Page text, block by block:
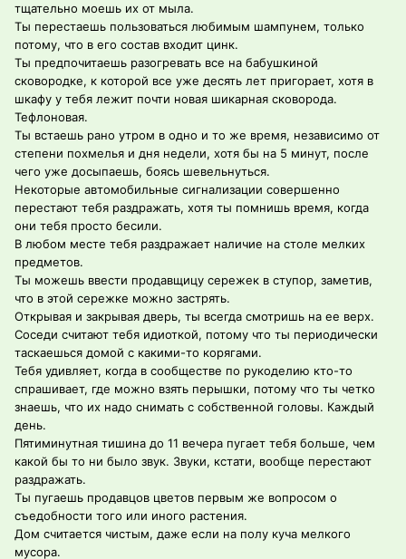
тщательно моешь их от мыла.
Ты перестаешь пользоваться любимым шампунем, только
потому, что в его состав входит цинк.
Ты предпочитаешь разогревать все на бабушкиной
сковородке, к которой все уже десять лет пригорает, хотя в
шкафу у тебя лежит почти новая шикарная сковорода.
Тефлоновая.
Ты встаешь рано утром в одно и то же время, независимо от
степени похмелья и дня недели, хотя бы на 5 минут, после
чего уже досыпаешь, боясь шевельнуться.
Некоторые автомобильные сигнализации совершенно
перестают тебя раздражать, хотя ты помнишь время, когда
они тебя просто бесили.
В любом месте тебя раздражает наличие на столе мелких
предметов.
Ты можешь ввести продавщицу сережек в ступор, заметив,
что в этой сережке можно застрять.
Открывая и закрывая дверь, ты всегда смотришь на ее верх.
Соседи считают тебя идиоткой, потому что ты периодически
таскаешься домой с какими-то корягами.
Тебя удивляет, когда в сообществе по рукоделию кто-то
спрашивает, где можно взять перышки, потому что ты четко
знаешь, что их надо снимать с собственной головы. Каждый
день.
Пятиминутная тишина до 11 вечера пугает тебя больше, чем
какой бы то ни было звук. Звуки, кстати, вообще перестают
раздражать.
Ты пугаешь продавцов цветов первым же вопросом о
съедобности того или иного растения.
Дом считается чистым, даже если на полу куча мелкого
мусора.